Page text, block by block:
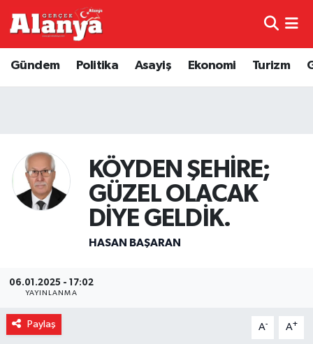
Gündem Politika Asayiş Ekonomi Turizm
KÖYDEN ŞEHİRE;
GÜZEL OLACAK
DİYE GELDİK.
HASAN BAŞARAN
06.01.2025 - 17:02
YAYINLANMA
Paylaş A- A+
Genel
Bilim ve Teknoloji
Bölge
Gizlilik İlkeleri - Privacy Policy
Trafik Durumu
Tüm Manşetler
Son Dakika Haberleri